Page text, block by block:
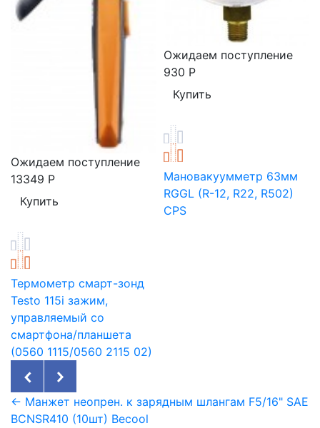
Ожидаем поступление
13349 Р
Термометр смарт-зонд
Testo 115i зажим,
управляемый со
смартфона/планшета
(0560 1115/0560 2115 02)
Ожидаем поступление
930 Р
Мановакуумметр 63мм
RGGL (R-12, R22, R502)
CPS
← Манжет неопрен. к зарядным шлангам F5/16" SAE
BCNSR410 (10шт) Becool